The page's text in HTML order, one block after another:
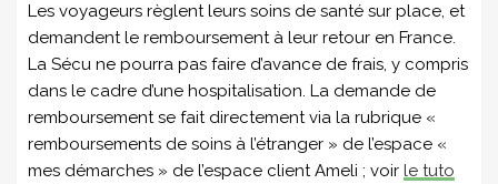
Les voyageurs règlent leurs soins de santé sur place, et
demandent le remboursement à leur retour en France.
La Sécu ne pourra pas faire d’avance de frais, y compris
dans le cadre d’une hospitalisation. La demande de
remboursement se fait directement via la rubrique «
remboursements de soins à l’étranger » de l’espace «
mes démarches » de l’espace client Ameli ; voir le tuto